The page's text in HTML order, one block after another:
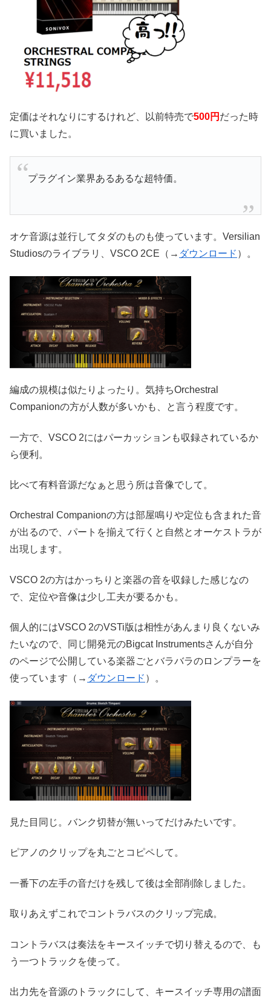
定価はそれなりにするけれど、以前特売で500円 だった時
に買いました。
プラグイン業界あるあるな超特価。
オケ音源は並行してタダのものも使っています。Versilian
Studiosのライブラリ、VSCO 2CE（→ ダウンロード ）。
編成の規模は似たりよったり。気持ちOrchestral
Companionの方が人数が多いかも、と言う程度です。
一方で、VSCO 2にはパーカッションも収録されているか
ら便利。
比べて有料音源だなぁと思う所は音像でして。
Orchestral Companionの方は部屋鳴りや定位も含まれた音
が出るので、パートを揃えて行くと自然とオーケストラが
出現します。
VSCO 2の方はかっちりと楽器の音を収録した感じなの
で、定位や音像は少し工夫が要るかも。
個人的にはVSCO 2のVSTi版は相性があんまり良くないみ
たいなので、同じ開発元のBigcat Instrumentsさんが自分
のページで公開している楽器ごとバラバラのロンプラーを
使っています（→ ダウンロード ）。
見た目同じ。バンク切替が無いってだけみたいです。
ピアノのクリップを丸ごとコピペして。
一番下の左手の音だけを残して後は全部削除しました。
取りあえずこれでコントラバスのクリップ完成。
コントラバスは奏法をキースイッチで切り替えるので、も
う一つトラックを使って。
出力先を音源のトラックにして、キースイッチ専用の譜面